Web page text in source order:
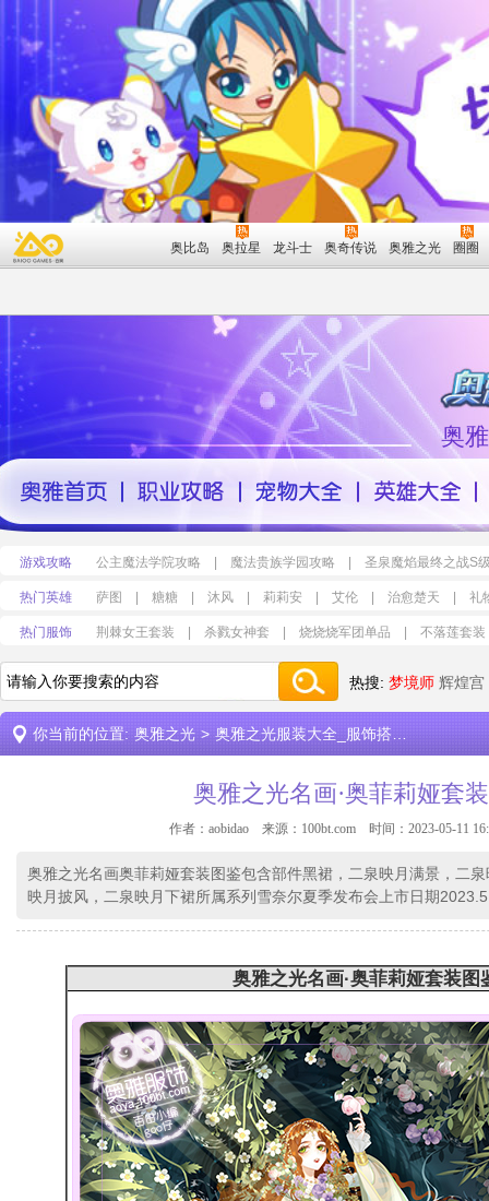
奥比岛 奥拉星 龙斗士 奥奇传说 奥雅之光 圈圈
奥
游戏攻略 公主魔法学院攻略 魔法贵族学园攻略 圣泉魔焰最终之战S
热门英雄 萨图 糖糖 沐风 莉莉安 艾伦 治愈楚天 礼
热门服饰 荆棘女王套装 杀戮女神套 烧烧烧军团单品 不落莲套装
热搜: 梦境师 辉煌宫
你当前的位置: 奥雅之光 > 奥雅之光服装大全_服饰搭配设计
奥雅之光名画·奥菲莉娅套
作者：aobidao 来源： 100bt.com 时间：2023-05-11
奥雅之光名画奥菲莉娅套装图鉴包含部件黑裙，二泉映月满景，二
映月披风，二泉映月下裙所属系列雪奈尔夏季发布会上市日期
奥雅之光名画·奥菲莉娅套装图